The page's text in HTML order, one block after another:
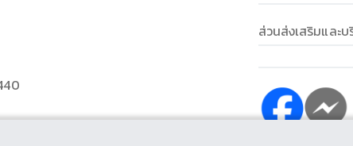
ส่วนส่งเสริมและ